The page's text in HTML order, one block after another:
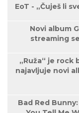
EoT - „Čuješ li
Novi album
streaming
„Ruža“ je rock
najavljuje novi
Bad Red